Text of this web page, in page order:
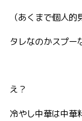
（あくまで個人的
タレなのかスプー
え？
冷やし中華は中華